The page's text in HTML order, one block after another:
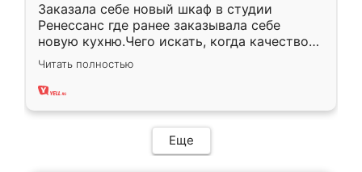
Заказала себе новый шкаф в студии
Ренессанс где ранее заказывала себе
новую кухню.Чего искать, когда качеством
вполне довольна. Служит кухня уже почти
два года, нареканий нет.
Читать полностью
Еще